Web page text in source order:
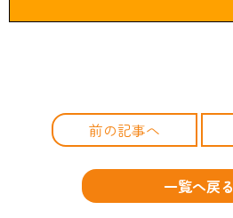
前の記事へ
一覧へ戻る